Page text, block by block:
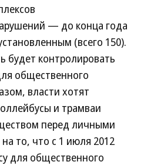
— до конца года
(всего 150).
будет контролировать
общественного
власти хотят
и трамваи
перед личными
то, что с 1 июля 2012
для общественного